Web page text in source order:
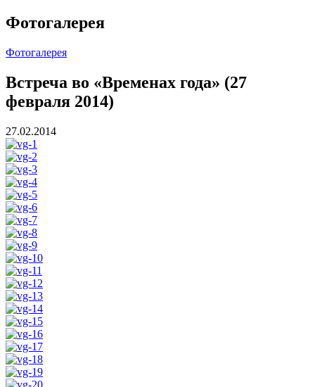
Фотогалерея
Фотогалерея
Встреча во «Временах года» (27
февраля 2014)
27.02.2014